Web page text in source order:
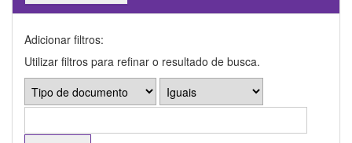
Adicionar filtros:
Utilizar filtros para refinar o resultado de busca.